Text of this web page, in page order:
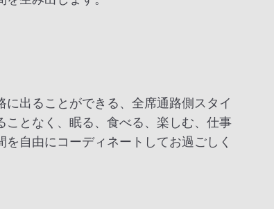
に出ることができる、全席通路側スタイ
ことなく、眠る、食べる、楽しむ、仕事
自由にコーディネートしてお過ごしく